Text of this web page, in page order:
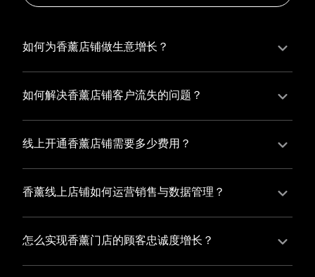
如何为香薰店铺做生意增长？
为香薰店铺实现持续生意增长，您可以通过有赞新零售
的一体化解决方案，整合线上线下资源，实现商品管
铺的运营效率，促进业务增长。
如何解决香薰店铺客户流失的问题？
香薰店铺精细化运营，有赞私域运营助您轻松解决客户
流失问题，通过有赞微商城、有赞小程序商城搭建专属
购率，实现业绩增长！
线上开通香薰店铺需要多少费用？
选择有赞新零售，您可以开通香薰店铺，快速搭建属于
您的有赞微商城，我们为您提供有赞微商城、有赞私域
共同打造独具特色的品牌，携手共创辉煌事业！
香薰线上店铺如何运营销售与数据管理？
有赞新零售旗下的有赞微商城、有赞私域运营和有赞小
程序商城，为您的线上店铺提供一站式解决方案，从运
态。
怎么实现香薰门店的顾客忠诚度增长？
您可以使用有赞的会员管理系统，建立自己的会员体